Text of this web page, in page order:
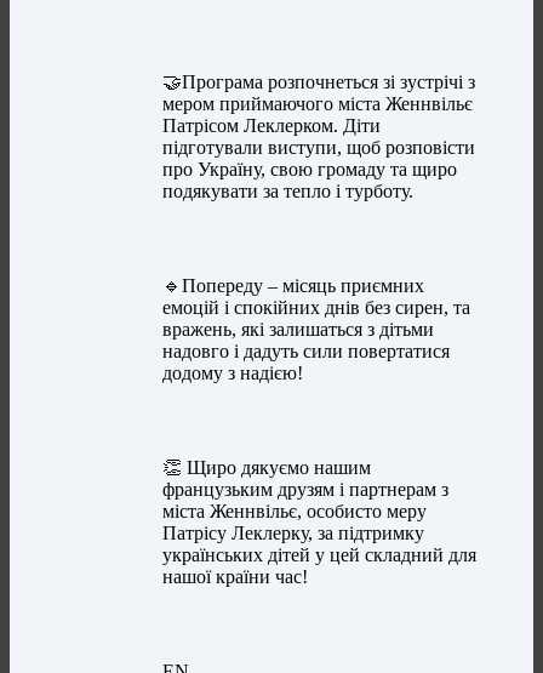
🤝Програма розпочнеться зі зустрічі з
мером приймаючого міста Женнвільє
Патрісом Леклерком. Діти
підготували виступи, щоб розповісти
про Україну, свою громаду та щиро
подякувати за тепло і турботу.
🔹Попереду – місяць приємних
емоцій і спокійних днів без сирен, та
вражень, які залишаться з дітьми
надовго і дадуть сили повертатися
додому з надією!
👏 Щиро дякуємо нашим
французьким друзям і партнерам з
міста Женнвільє, особисто меру
Патрісу Леклерку, за підтримку
українських дітей у цей складний для
нашої країни час!